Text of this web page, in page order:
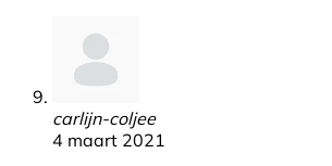
carlijn-coljee
4 maart 2021